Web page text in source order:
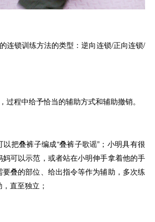
连锁训练方法的类型：逆向连锁/正向连锁/
， 过程中给予恰当的辅助方式和辅助撤销。
以把叠裤子编成“叠裤子歌谣”；小明具有很
可以示范，或者站在小明伸手拿着他的手
叠的部位、给出指令等作为辅助，多次练
， 直至独立；